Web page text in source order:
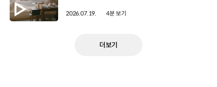
2026.07.19. 4분 보기
더보기